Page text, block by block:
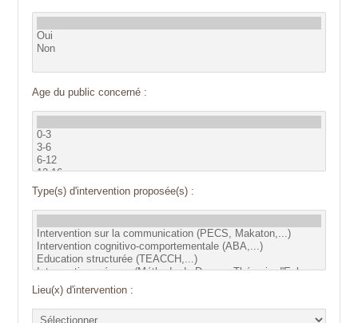
Age du public concerné :
Type(s) d'intervention proposée(s) :
Lieu(x) d'intervention :